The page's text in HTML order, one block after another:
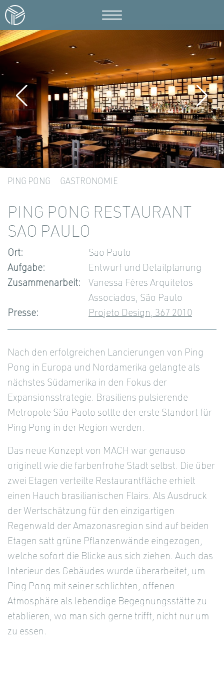
PING PONG GASTRONOMIE
PING PONG RESTAURANT
SAO PAULO
Ort:
Sao Paulo
Aufgabe:
Entwurf und Detailplanung
Zusammenarbeit:
Vanessa Féres Arquitetos
Associados, São Paulo
Presse:
Projeto Design, 367 2010
Nach den erfolgreichen Lancierungen von Ping
Pong in Europa und Nordamerika gelangte als
nächstes Südamerika in den Fokus der
Expansionsstrategie. Brasiliens pulsierende
Metropole São Paolo sollte der erste Standort für
Ping Pong in der Region werden.
Das neue Konzept von MACH war genauso
originell wie die farbenfrohe Stadt selbst. Die über
zwei Etagen verteilte Restaurantfläche erhielt
einen Hauch brasilianischen Flairs. Als Ausdruck
der Wertschätzung für den einzigartigen
Regenwald der Amazonasregion sind auf beiden
Etagen satt grüne Pflanzenwände eingezogen,
welche sofort die Blicke aus sich ziehen. Auch das
Interieur des Gebäudes wurde überarbeitet, um
Ping Pong mit seiner schlichten, offenen
Atmosphäre als lebendige Begegnungsstätte zu
etablieren, wo man sich gerne trifft, nicht nur um
zu essen.